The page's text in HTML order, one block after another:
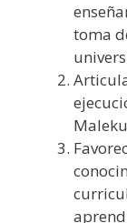
toma